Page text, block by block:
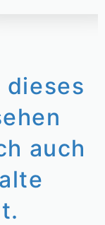
dieses
auch